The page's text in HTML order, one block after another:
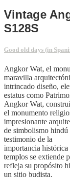
Vintage
S128S
Good old days (in
Angkor Wat, el
maravilla
intrincado diseño,
estatus como
Angkor Wat,
el monumento
impresionante
de simbolismo hindú
testimonio de la
importancia
templos se extiende
refleja su propósito
un sitio budista.